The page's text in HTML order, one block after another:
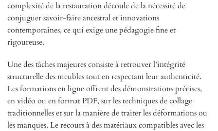
complexité de la restauration découle de la nécessité de
conjuguer savoir-faire ancestral et innovations
contemporaines, ce qui exige une pédagogie fine et
rigoureuse.
Une des tâches majeures consiste à retrouver l’intégrité
structurelle des meubles tout en respectant leur authenticité.
Les formations en ligne offrent des démonstrations précises,
en vidéo ou en format PDF, sur les techniques de collage
traditionnelles et sur la manière de traiter les déformations ou
les manques. Le recours à des matériaux compatibles avec les